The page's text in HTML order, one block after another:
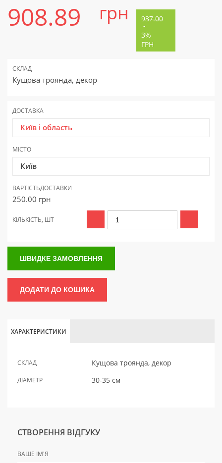
908.89 грн 937.00
-
3%
ГРН
СКЛАД
Кущова троянда, декор
ДОСТАВКА
Київ і область
МІСТО
Київ
ВАРТІСТЬДОСТАВКИ
250.00 грн
КІЛЬКІСТЬ, ШТ
ШВИДКЕ ЗАМОВЛЕННЯ
ДОДАТИ ДО КОШИКА
ХАРАКТЕРИСТИКИ
СКЛАД Кущова троянда, декор
ДІАМЕТР 30-35 см
СТВОРЕННЯ ВІДГУКУ
ВАШЕ ІМ'Я